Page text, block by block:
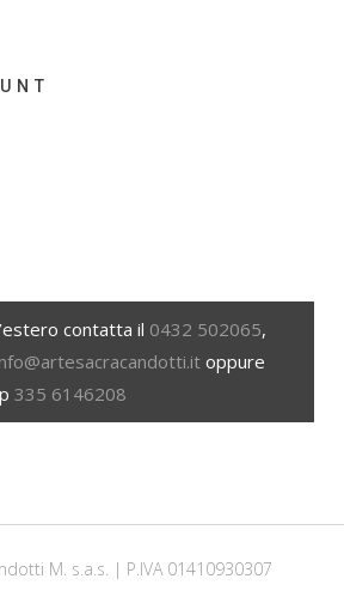
contatta il 0432 502065,
oppure
335 6146208
M. s.a.s. | P.IVA 01410930307